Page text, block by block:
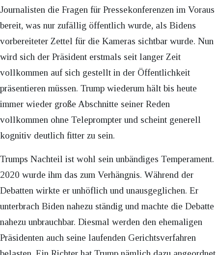
Journalisten die Fragen für Pressekonferenzen im Voraus
bereit, was nur zufällig öffentlich wurde, als Bidens
vorbereiteter Zettel für die Kameras sichtbar wurde. Nun
wird sich der Präsident erstmals seit langer Zeit
vollkommen auf sich gestellt in der Öffentlichkeit
präsentieren müssen. Trump wiederum hält bis heute
immer wieder große Abschnitte seiner Reden
vollkommen ohne Teleprompter und scheint generell
kognitiv deutlich fitter zu sein.
Trumps Nachteil ist wohl sein unbändiges Temperament.
2020 wurde ihm das zum Verhängnis. Während der
Debatten wirkte er unhöflich und unausgeglichen. Er
unterbrach Biden nahezu ständig und machte die Debatte
nahezu unbrauchbar. Diesmal werden den ehemaligen
Präsidenten auch seine laufenden Gerichtsverfahren